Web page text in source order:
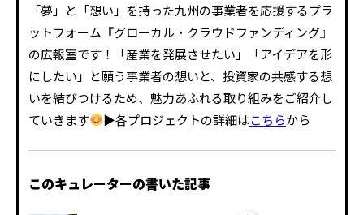
「夢」と「想い」を持った九州の事業者を応援するプラ
ットフォーム『グローカル・クラウドファンディング』
の広報室です！「産業を発展させたい」「アイデアを形
にしたい」と願う事業者の想いと、投資家の共感する想
いを結びつけるため、魅力あふれる取り組みをご紹介し
ていきます
▶各プロジェクトの詳細はこちらから
このキュレーターの書いた記事